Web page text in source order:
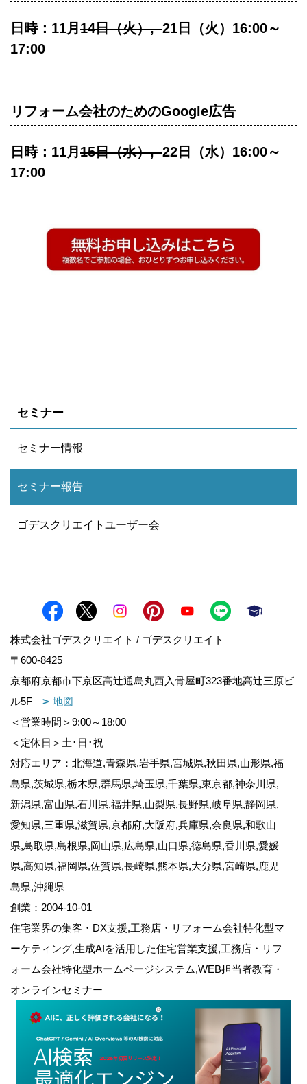
日時：11月 14日（火）,21日（火）16:00～
17:00
リフォーム会社のためのGoogle広告
日時：11月 15日（水）,22日（水）16:00～
17:00
セミナー
セミナー情報
セミナー報告
ゴデスクリエイトユーザー会
株式会社ゴデスクリエイト / ゴデスクリエイト
〒600-8425
京都府京都市下京区高辻通烏丸西入骨屋町323番地高辻三原ビ
ル5F
地図
＜営業時間＞9:00～18:00
＜定休日＞土･日･祝
対応エリア：北海道,青森県,岩手県,宮城県,秋田県,山形県,福
島県,茨城県,栃木県,群馬県,埼玉県,千葉県,東京都,神奈川県,
新潟県,富山県,石川県,福井県,山梨県,長野県,岐阜県,静岡県,
愛知県,三重県,滋賀県,京都府,大阪府,兵庫県,奈良県,和歌山
県,鳥取県,島根県,岡山県,広島県,山口県,徳島県,香川県,愛媛
県,高知県,福岡県,佐賀県,長崎県,熊本県,大分県,宮崎県,鹿児
島県,沖縄県
創業：2004-10-01
住宅業界の集客・DX支援,工務店・リフォーム会社特化型マ
ーケティング,生成AIを活用した住宅営業支援,工務店・リフ
ォーム会社特化型ホームページシステム,WEB担当者教育・
オンラインセミナー